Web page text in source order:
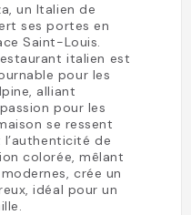
un Italien de
ses portes en
Saint-Louis.
italien est
pour les
alliant
pour les
se ressent
l’authenticité de
colorée, mêlant
crée un
idéal pour un